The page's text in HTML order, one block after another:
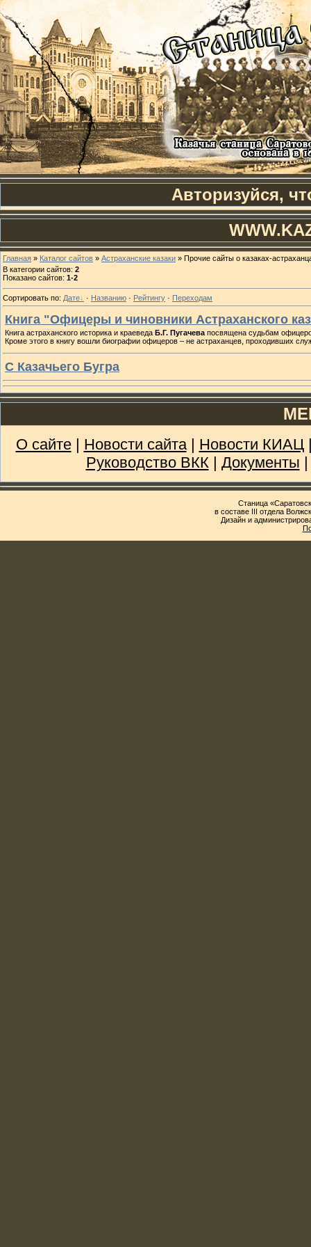
Авторизуйся,
Главная » Каталог сайтов » Астраханские казаки » Прочие сайты о казаках-
В категории сайтов: 2
Показано сайтов: 1-2
Сортировать по: Дате · Названию · Рейтингу · Переходам
Книга "Офицеры и чиновники Астраханского
Книга астраханского историка и краеведа Б.Г. Пугачева посвящена судьбам
Кроме этого в книгу вошли биографии офицеров – не астраханцев, проходивших
С Казачьего Бугра
О сайте| Новости сайта| Новости КИАЦ
Руководство ВКК | Документы
Станица
в составе III отдела
Дизайн и